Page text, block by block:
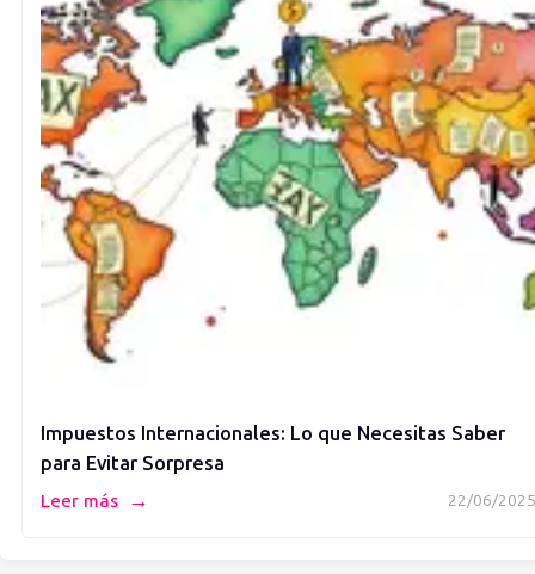
Impuestos Internacionales: Lo que Necesitas Saber
para Evitar Sorpresa
22/06/2025
Leer más →